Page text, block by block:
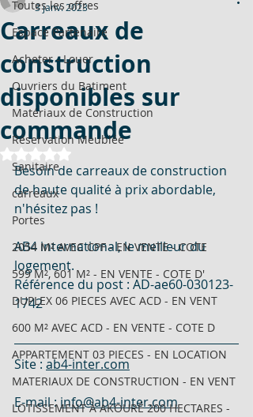
Toutes les offres
Espace Partenaire
Acheter - Louer
Ouvriers du Batiment
Matériaux de Construction
Réservation Meublée
Sanitaire
carreaux
Portes
2054 M² AVEC CPF - EN VENTE - COTE
599 M², 601 M² - EN VENTE - COTE D'
DUPLEX 06 PIECES AVEC ACD - EN VENT
600 M² AVEC ACD - EN VENTE - COTE D
APPARTEMENT 03 PIECES - EN LOCATION
MATERIAUX DE CONSTRUCTION - EN VENT
LOTISSEMENT À AKOURÉ 200 HECTARES -
Carreaux de
construction
disponibles sur
commande
3 janv. 2023
Noté NaN étoiles sur 5.
Besoin de carreaux de construction
de haute qualité à prix abordable,
n'hésitez pas !
AB4 international, le meilleur du
logement.
Référence du post : AD-ae60-030123-
1742
Site : ab4-inter.com
E-mail : info@ab4-inter.com